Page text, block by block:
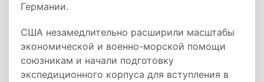
Германии.
США незамедлительно расширили масштабы
экономической и военно-морской помощи
союзникам и начали подготовку
экспедиционного корпуса для вступления в